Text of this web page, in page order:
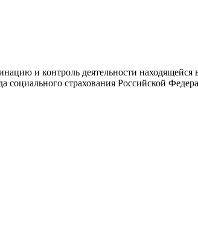
и контроль деятельности
страхования Российской